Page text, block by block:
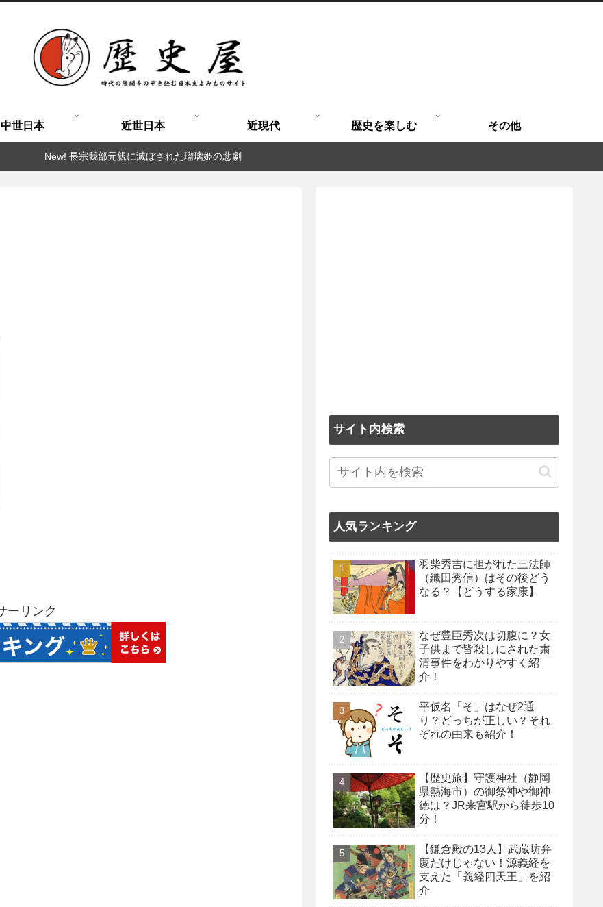
中世日本 近世日本 近現代 歴史を楽しむ その他
New! 長宗我部元親に滅ぼされた瑠璃姫の悲劇
ーリンク
サイト内検索
人気ランキング
羽柴秀吉に担がれた三法師
（織田秀信）はその後どう
なる？【どうする家康】
なぜ豊臣秀次は切腹に？女
子供まで皆殺しにされた粛
清事件をわかりやすく紹
介！
平仮名「そ」はなぜ2通
り？どっちが正しい？それ
ぞれの由来も紹介！
【歴史旅】守護神社（静岡
県熱海市）の御祭神や御神
徳は？JR来宮駅から徒歩10
分！
【鎌倉殿の13人】武蔵坊弁
慶だけじゃない！源義経を
支えた「義経四天王」を紹
介